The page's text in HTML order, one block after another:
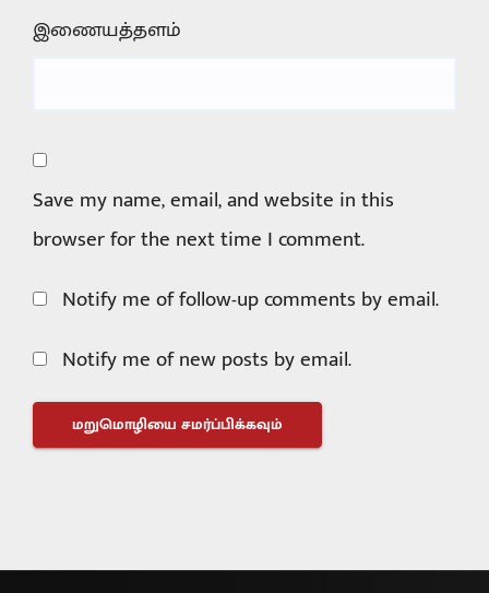
இணையத்தளம்
Save my name, email, and website in this
browser for the next time I comment.
Notify me of follow-up comments by email.
Notify me of new posts by email.